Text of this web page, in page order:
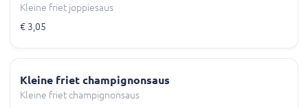
Kleine friet joppiesaus
€ 3,05
Kleine friet champignonsaus
Kleine friet champignonsaus